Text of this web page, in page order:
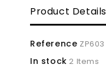
Product Details
Reference ZP603
In stock 2 Items